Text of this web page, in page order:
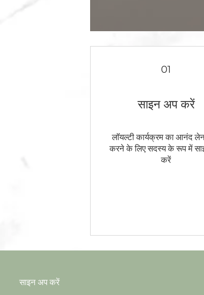
01
साइन अप करें
लॉयल्टी कार्यक्रम का आनंद
करने के लिए सदस्य के रूप में
करें
साइन अप करें